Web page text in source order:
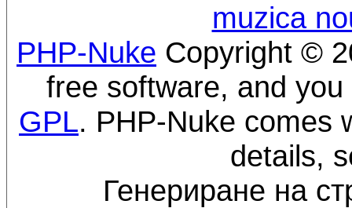
muzica
PHP-Nuke Copyright ©
free software, and
GPL. PHP-Nuke comes
details,
Генериране на